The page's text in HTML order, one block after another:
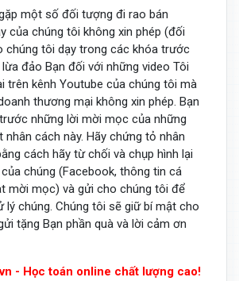
một số đối tượng đi rao bán
của chúng tôi không xin phép (đối
chúng tôi dạy trong các khóa trước
đảo Bạn đối với những video Tôi
trên kênh Youtube của chúng tôi mà
thương mại không xin phép. Bạn
những lời mời mọc của những
nhân cách này. Hãy chứng tỏ nhân
cách hãy từ chối và chụp hình lại
chúng (Facebook, thông tin cá
mời mọc) và gửi cho chúng tôi để
lý chúng. Chúng tôi sẽ giữ bí mật cho
tặng Bạn phần quà và lời cảm ơn
- Học toán online chất lượng cao!